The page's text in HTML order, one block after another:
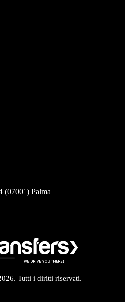
(07001) Palma
Tutti i diritti riservati.